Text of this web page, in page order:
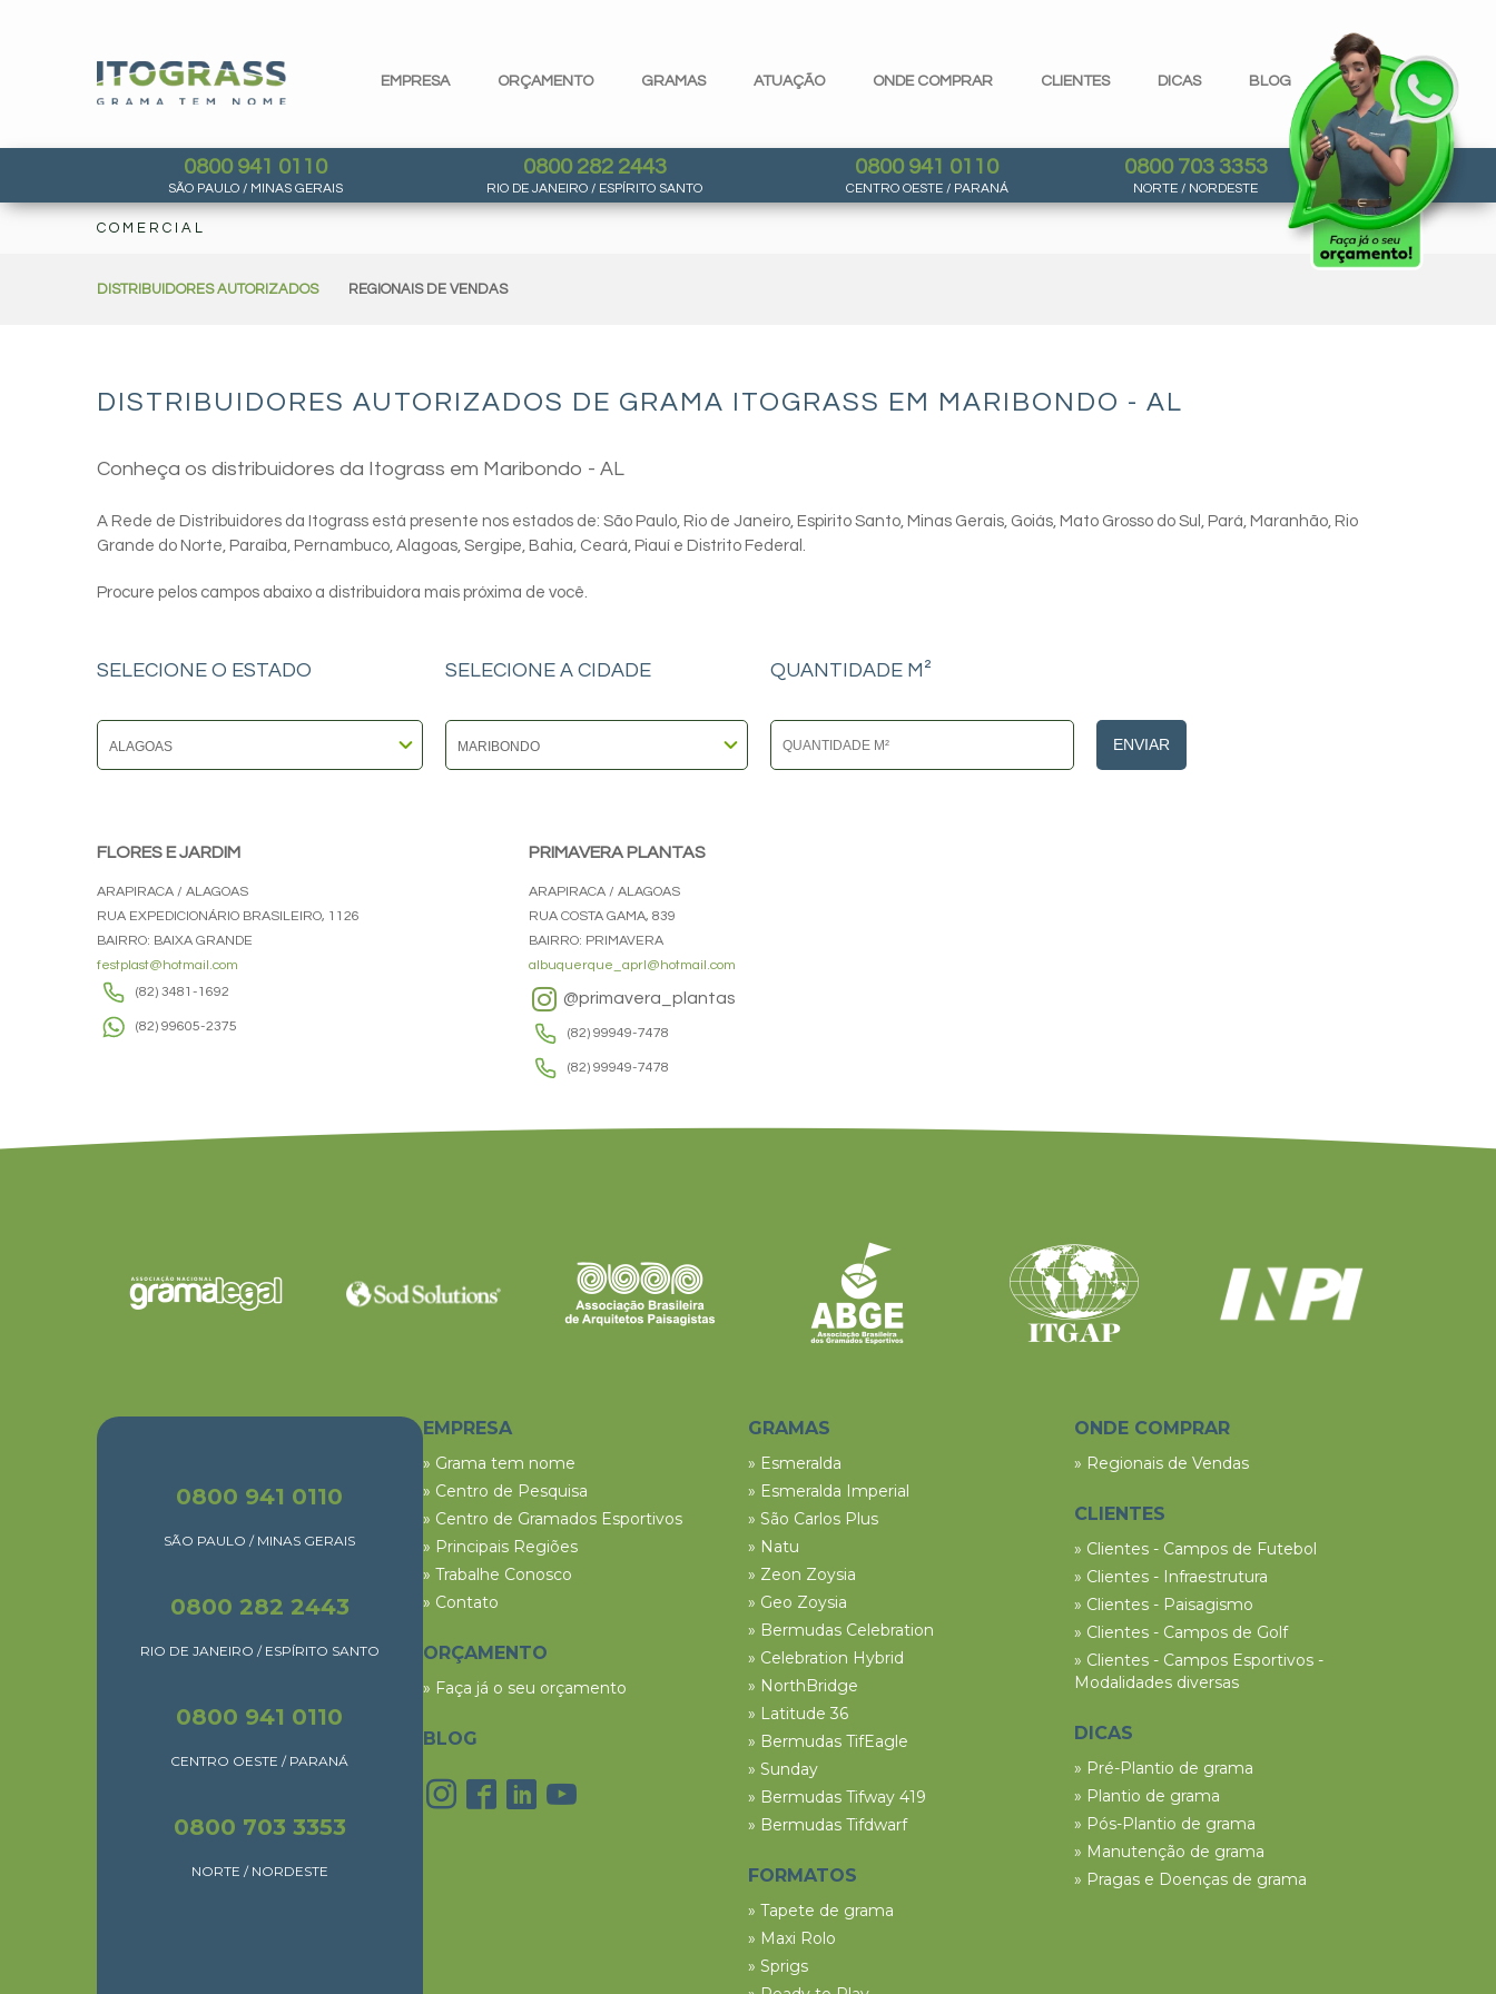
EMPRESA ORÇAMENTO GRAMAS ATUAÇÃO ONDE COMPRAR CLIENTES DICAS BLOG
0800 941 0110
SÃO PAULO / MINAS GERAIS
0800 282 2443
RIO DE JANEIRO / ESPÍRITO SANTO
0800 941 0110
CENTRO OESTE / PARANÁ
0800 703 3353
NORTE / NORDESTE
COMERCIAL
DISTRIBUIDORES AUTORIZADOS REGIONAIS DE VENDAS
DISTRIBUIDORES AUTORIZADOS DE GRAMA ITOGRASS EM MARIBONDO - AL
Conheça os distribuidores da Itograss em Maribondo - AL
A Rede de Distribuidores da Itograss está presente nos estados de: São Paulo, Rio de Janeiro, Espirito Santo, Minas Gerais, Goiás, Mato Grosso do Sul, Pará, Maranhão, Rio
Grande do Norte, Paraíba, Pernambuco, Alagoas, Sergipe, Bahia, Ceará, Piauí e Distrito Federal.
Procure pelos campos abaixo a distribuidora mais próxima de você.
SELECIONE O ESTADO SELECIONE A CIDADE QUANTIDADE M²
ENVIAR
FLORES E JARDIM
ARAPIRACA / ALAGOAS
RUA EXPEDICIONÁRIO BRASILEIRO, 1126
BAIRRO: BAIXA GRANDE
festplast@hotmail.com
(82) 3481-1692
(82) 99605-2375
PRIMAVERA PLANTAS
ARAPIRACA / ALAGOAS
RUA COSTA GAMA, 839
BAIRRO: PRIMAVERA
albuquerque_aprl@hotmail.com
@primavera_plantas
(82) 99949-7478
(82) 99949-7478
0800 941 0110
SÃO PAULO / MINAS GERAIS
0800 282 2443
RIO DE JANEIRO / ESPÍRITO SANTO
0800 941 0110
CENTRO OESTE / PARANÁ
0800 703 3353
NORTE / NORDESTE
EMPRESA
» Grama tem nome
» Centro de Pesquisa
» Centro de Gramados Esportivos
» Principais Regiões
» Trabalhe Conosco
» Contato
ORÇAMENTO
» Faça já o seu orçamento
BLOG
GRAMAS
» Esmeralda
» Esmeralda Imperial
» São Carlos Plus
» Natu
» Zeon Zoysia
» Geo Zoysia
» Bermudas Celebration
» Celebration Hybrid
» NorthBridge
» Latitude 36
» Bermudas TifEagle
» Sunday
» Bermudas Tifway 419
» Bermudas Tifdwarf
FORMATOS
» Tapete de grama
» Maxi Rolo
» Sprigs
ONDE COMPRAR
» Regionais de Vendas
CLIENTES
» Clientes - Campos de Futebol
» Clientes - Infraestrutura
» Clientes - Paisagismo
» Clientes - Campos de Golf
» Clientes - Campos Esportivos -
Modalidades diversas
DICAS
» Pré-Plantio de grama
» Plantio de grama
» Pós-Plantio de grama
» Manutenção de grama
» Pragas e Doenças de grama